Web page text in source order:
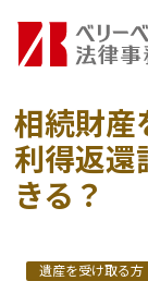
相続財産
利得返還
きる？
遺産を受け取る方